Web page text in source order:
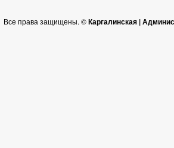
Все права защищены. ©Каргалинская |